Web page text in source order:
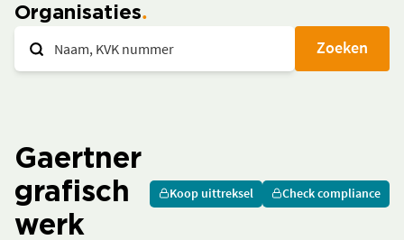
Organisaties
Zoeken
Gaertner
grafisch
werk
Koop uittreksel Check compliance